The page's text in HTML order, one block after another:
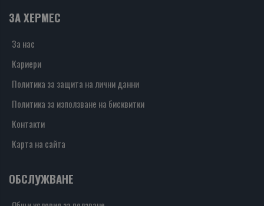
ЗА ХЕРМЕС
За нас
Кариери
Политика за защита на лични данни
Политика за използване на бисквитки
Контакти
Карта на сайта
ОБСЛУЖВАНЕ